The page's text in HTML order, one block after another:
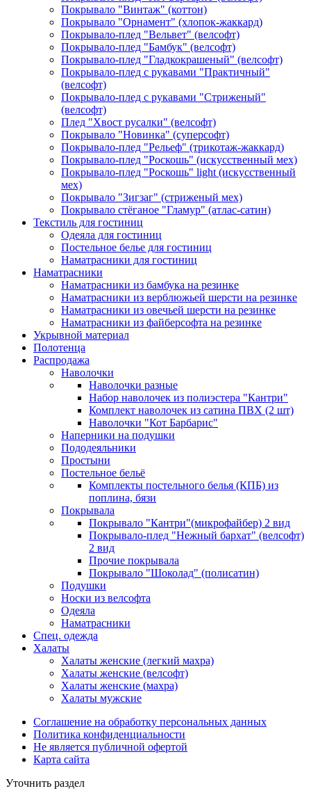
Покрывало "Винтаж" (коттон)
Покрывало "Орнамент" (хлопок-жаккард)
Покрывало-плед "Вельвет" (велсофт)
Покрывало-плед "Бамбук" (велсофт)
Покрывало-плед "Гладкокрашеный" (велсофт)
Покрывало-плед с рукавами "Практичный"
(велсофт)
Покрывало-плед с рукавами "Стриженый"
(велсофт)
Плед "Хвост русалки" (велсофт)
Покрывало "Новинка" (суперсофт)
Покрывало-плед "Рельеф" (трикотаж-жаккард)
Покрывало-плед "Роскошь" (искусственный мех)
Покрывало-плед "Роскошь" light (искусственный
мех)
Покрывало "Зигзаг" (стриженый мех)
Покрывало стёганое "Гламур" (атлас-сатин)
Текстиль для гостиниц
Одеяла для гостиниц
Постельное белье для гостиниц
Наматрасники для гостиниц
Наматрасники
Наматрасники из бамбука на резинке
Наматрасники из верблюжьей шерсти на резинке
Наматрасники из овечьей шерсти на резинке
Наматрасники из файберсофта на резинке
Укрывной материал
Полотенца
Распродажа
Наволочки
Наволочки разные
Набор наволочек из полиэстера "Кантри"
Комплект наволочек из сатина ПВХ (2 шт)
Наволочки "Кот Барбарис"
Наперники на подушки
Пододеяльники
Простыни
Постельное бельё
Комплекты постельного белья (КПБ) из
поплина, бязи
Покрывала
Покрывало "Кантри"(микрофайбер) 2 вид
Покрывало-плед "Нежный бархат" (велсофт)
2 вид
Прочие покрывала
Покрывало "Шоколад" (полисатин)
Подушки
Носки из велсофта
Одеяла
Наматрасники
Спец. одежда
Халаты
Халаты женские (легкий махра)
Халаты женские (велсофт)
Халаты женские (махра)
Халаты мужские
Соглашение на обработку персональных данных
Политика конфиденциальности
Не является публичной офертой
Карта сайта
Уточнить раздел